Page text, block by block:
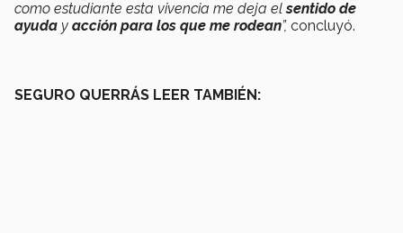
como estudiante esta vivencia me deja elsentido de
ayuda y acción para los que me rodean”, concluyó.
SEGURO QUERRÁS LEER TAMBIÉN: